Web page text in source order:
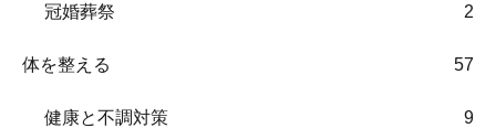
冠婚葬祭 2
体を整える 57
健康と不調対策 9